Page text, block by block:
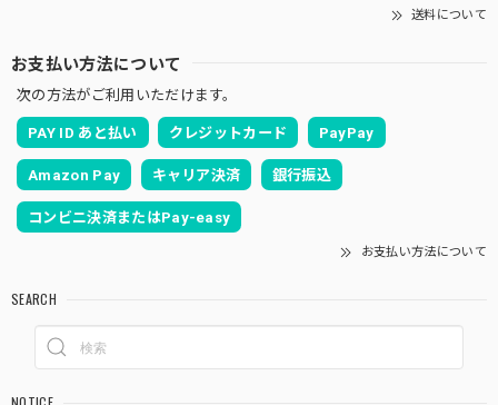
送料について
お支払い方法について
次の方法がご利用いただけます。
PAY ID あと払い クレジットカード PayPay
Amazon Pay キャリア決済 銀行振込
コンビニ決済またはPay-easy
お支払い方法について
SEARCH